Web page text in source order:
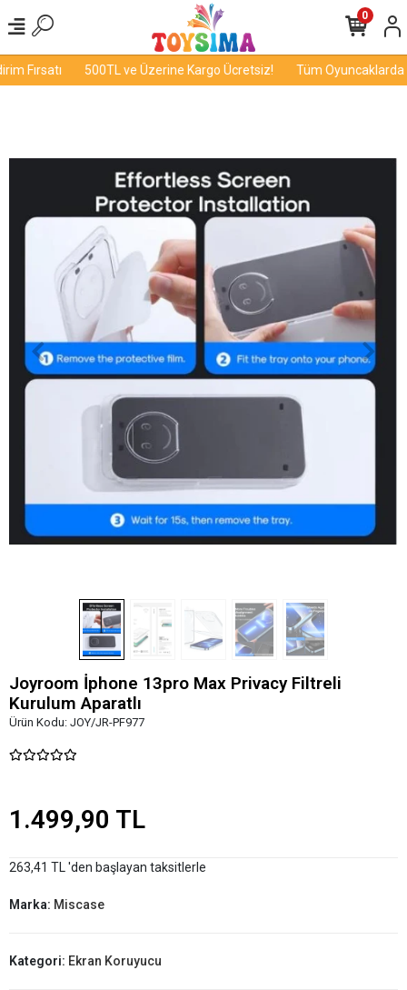
Fırsatı 500TL ve Üzerine Kargo Ücretsiz! Tüm Oyuncaklarda
0
Joyroom İphone 13pro Max Privacy Filtreli
Kurulum Aparatlı
Ürün Kodu: JOY/JR-PF977
1.499,90 TL
263,41 TL 'den başlayan taksitlerle
Marka: Miscase
Kategori: Ekran Koruyucu